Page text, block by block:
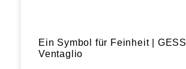
Ein Symbol für Feinheit | GESSI
Ventaglio